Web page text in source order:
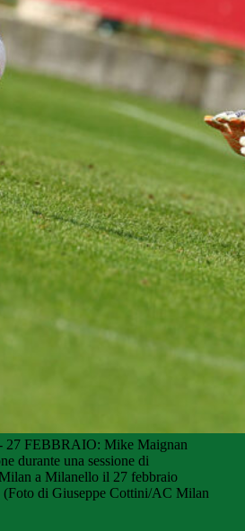
FEBBRAIO: Mike Maignan
durante una sessione di
a Milanello il 27 febbraio
(Foto di Giuseppe Cottini/AC Milan